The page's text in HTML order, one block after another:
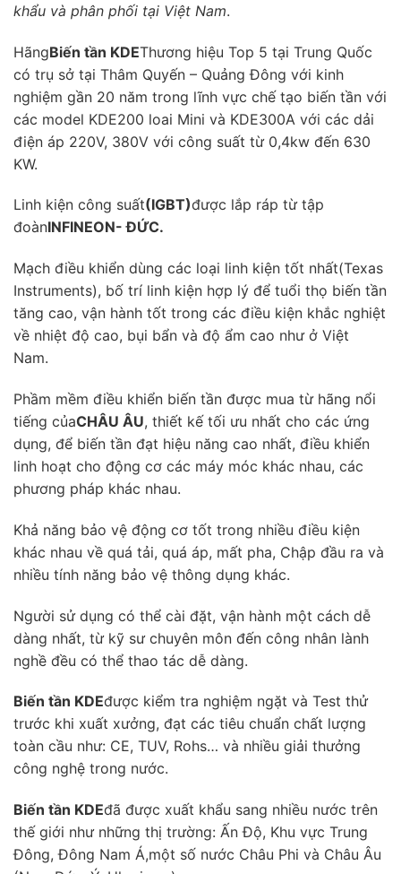
khẩu và phân phối tại Việt Nam.
HãngBiến tần KDEThương hiệu Top 5 tại Trung Quốc
có trụ sở tại Thâm Quyến – Quảng Đông với kinh
nghiệm gần 20 năm trong lĩnh vực chế tạo biến tần với
các model KDE200 loai Mini và KDE300A với các dải
điện áp 220V, 380V với công suất từ 0,4kw đến 630
KW.
Linh kiện công suất(IGBT)được lắp ráp từ tập
đoànINFINEON- ĐỨC.
Mạch điều khiển dùng các loại linh kiện tốt nhất(Texas
Instruments), bố trí linh kiện hợp lý để tuổi thọ biến tần
tăng cao, vận hành tốt trong các điều kiện khắc nghiệt
về nhiệt độ cao, bụi bẩn và độ ẩm cao như ở Việt
Nam.
Phầm mềm điều khiển biến tần được mua từ hãng nổi
tiếng củaCHÂU ÂU, thiết kế tối ưu nhất cho các ứng
dụng, để biến tần đạt hiệu năng cao nhất, điều khiển
linh hoạt cho động cơ các máy móc khác nhau, các
phương pháp khác nhau.
Khả năng bảo vệ động cơ tốt trong nhiều điều kiện
khác nhau về quá tải, quá áp, mất pha, Chập đầu ra và
nhiều tính năng bảo vệ thông dụng khác.
Người sử dụng có thể cài đặt, vận hành một cách dễ
dàng nhất, từ kỹ sư chuyên môn đến công nhân lành
nghề đều có thể thao tác dễ dàng.
Biến tần KDEđược kiểm tra nghiệm ngặt và Test thử
trước khi xuất xưởng, đạt các tiêu chuẩn chất lượng
toàn cầu như: CE, TUV, Rohs… và nhiều giải thưởng
công nghệ trong nước.
Biến tần KDEđã được xuất khẩu sang nhiều nước trên
thế giới như những thị trường: Ấn Độ, Khu vực Trung
Đông, Đông Nam Á,một số nước Châu Phi và Châu Âu